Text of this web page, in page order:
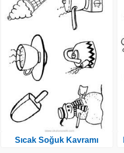
Sıcak Soğuk Kavramı